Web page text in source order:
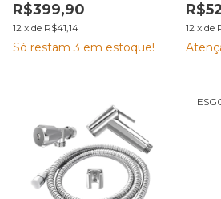
R$399,90
12 x de R$41,14
Só restam3 em estoque!
12 x de